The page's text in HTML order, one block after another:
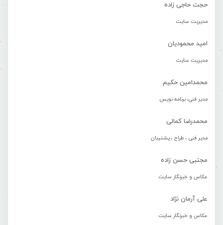
حجت حاجی زاده
مدیریت سایت
امید محمودیان
مدیریت سایت
محمدامین حکیم
مدیر فنی، برنامه نویس
محمدرضا کمالی
مدیر فنی ، طراح ، پشتیبان
مجتبی حسن زاده
عکاس و خبرنگار سایت
علی آرمان نژاد
عکاس و خبرنگار سایت